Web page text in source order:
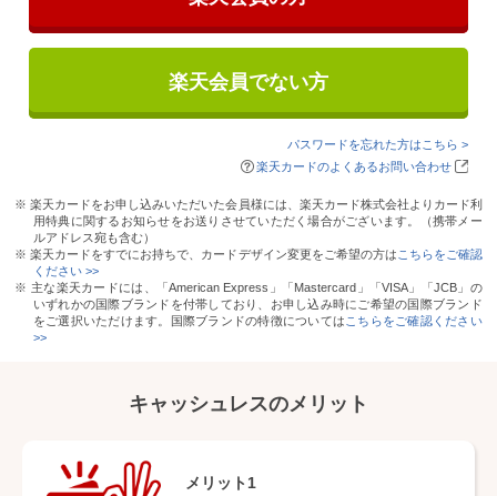
楽天会員でない方
パスワードを忘れた方はこちら >
楽天カードのよくあるお問い合わせ
※ 楽天カードをお申し込みいただいた会員様には、楽天カード株式会社よりカード利
用特典に関するお知らせをお送りさせていただく場合がございます。（携帯メー
ルアドレス宛も含む）
※ 楽天カードをすでにお持ちで、カードデザイン変更をご希望の方はこちらをご確認
ください >>
※ 主な楽天カードには、「American Express」「Mastercard」「VISA」「JCB」の
いずれかの国際ブランドを付帯しており、お申し込み時にご希望の国際ブランド
をご選択いただけます。国際ブランドの特徴についてはこちらをご確認ください
>>
キャッシュレスのメリット
メリット1